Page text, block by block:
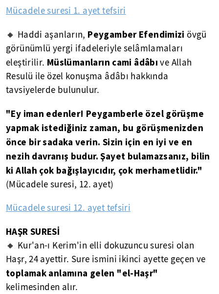
Mücadele suresi 1. ayet tefsiri
🔸 Haddi aşanların, Peygamber Efendimizi övgü
görünümlü yergi ifadeleriyle selâmlamaları
eleştirilir. Müslümanların cami âdâbıve Allah
Resulü ile özel konuşma âdâbı hakkında
tavsiyelerde bulunulur.
"Ey iman edenler! Peygamberle özel görüşme
yapmak istediğiniz zaman, bu görüşmenizden
önce bir sadaka verin. Sizin için en iyi ve en
nezih davranış budur. Şayet bulamazsanız, bilin
ki Allah çok bağışlayıcıdır, çok merhametlidir."
(Mücadele suresi, 12. ayet)
Mücadele suresi 12. ayet tefsiri
HAŞR SURESİ
🔸 Kur'an-ı Kerim'in elli dokuzuncu suresi olan
Haşr, 24 ayettir. Sure ismini ikinci ayette geçen ve
toplamak anlamına gelen "el-Haşr"
kelimesinden alır.